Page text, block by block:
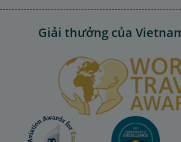
Giải thưởng của